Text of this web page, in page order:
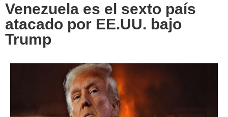
Venezuela es el sexto país
atacado por EE.UU. bajo
Trump